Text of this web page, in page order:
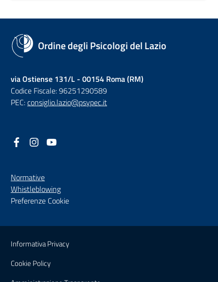
Ordine degli Psicologi del Lazio
via Ostiense 131/L - 00154 Roma (RM)
Codice Fiscale: 96251290589
PEC:consiglio.lazio@psypec.it
Facebook
(nuova scheda - new tab)
Instagram
(nuova scheda - new tab)
Normative
Whistleblowing(nuova scheda - new tab)
Preferenze Cookie
Sezione Link Utili
Informativa Privacy
Cookie Policy